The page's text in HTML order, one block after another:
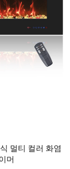
멀티 컬러 화염
머